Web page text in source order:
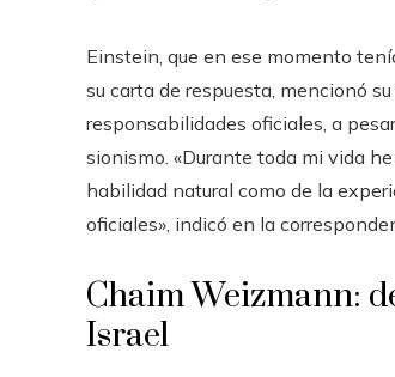
Einstein, que en ese momento
su carta de respuesta, mencionó
responsabilidades oficiales, a
sionismo. «Durante toda mi vida
habilidad natural como de la
oficiales», indicó en la
Chaim Weizmann:
Israel